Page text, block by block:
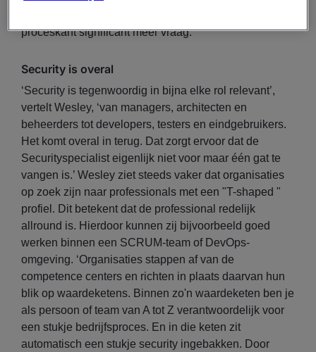
proceskant significant meer vraag.
Security is overal
‘Security is tegenwoordig in bijna elke rol relevant’,
vertelt Wesley, ‘van managers, architecten en
beheerders tot developers, testers en eindgebruikers.
Het komt overal in terug. Dat zorgt ervoor dat de
Securityspecialist eigenlijk niet voor maar één gat te
vangen is.’ Wesley ziet steeds vaker dat organisaties
op zoek zijn naar professionals met een "T-shaped "
profiel. Dit betekent dat de professional redelijk
allround is. Hierdoor kunnen zij bijvoorbeeld goed
werken binnen een SCRUM-team of DevOps-
omgeving. ‘Organisaties stappen af van de
competence centers en richten in plaats daarvan hun
blik op waardeketens. Binnen zo'n waardeketen ben je
als persoon of team van A tot Z verantwoordelijk voor
een stukje bedrijfsproces. En in die keten zit
automatisch een stukje security ingebakken. Door